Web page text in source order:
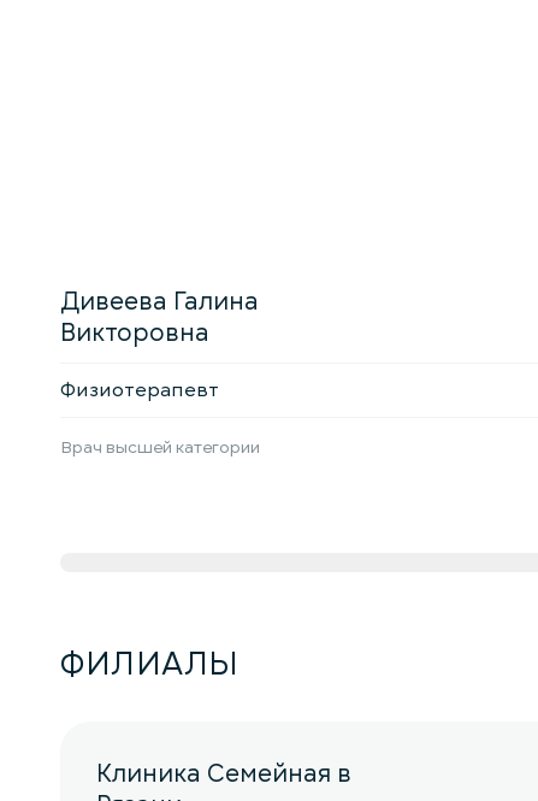
Дивеева Галина
Викторовна
Физиотерапевт
Врач высшей категории
ФИЛИАЛЫ
Клиника Семейная в